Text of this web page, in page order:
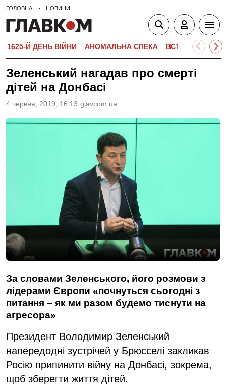
ГОЛОВНА НОВИНИ
1625-Й ДЕНЬ ВІЙНИ АНОМАЛЬНА СПЕКА ВСТУПНА
Зеленський нагадав про смерті
дітей на Донбасі
4 червня, 2019, 16:13 glavcom.ua
За словами Зеленського, його розмови з
лідерами Європи «почнуться сьогодні з
питання – як ми разом будемо тиснути на
агресора»
Президент Володимир Зеленський
напередодні зустрічей у Брюсселі закликав
Росію припинити війну на Донбасі, зокрема,
щоб зберегти життя дітей.